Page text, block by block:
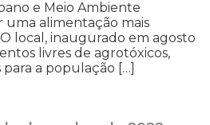
e Meio Ambiente
uma alimentação mais
local, inaugurado em agosto
livres de agrotóxicos,
a população […]